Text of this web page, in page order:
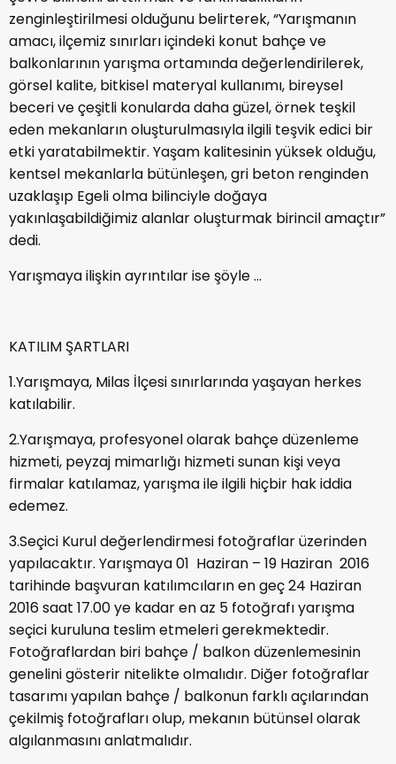
zenginleştirilmesi olduğunu belirterek, “Yarışmanın
amacı, ilçemiz sınırları içindeki konut bahçe ve
balkonlarının yarışma ortamında değerlendirilerek,
görsel kalite, bitkisel materyal kullanımı, bireysel
beceri ve çeşitli konularda daha güzel, örnek teşkil
eden mekanların oluşturulmasıyla ilgili teşvik edici bir
etki yaratabilmektir. Yaşam kalitesinin yüksek olduğu,
kentsel mekanlarla bütünleşen, gri beton renginden
uzaklaşıp Egeli olma bilinciyle doğaya
yakınlaşabildiğimiz alanlar oluşturmak birincil amaçtır”
dedi.
Yarışmaya ilişkin ayrıntılar ise şöyle ...
KATILIM ŞARTLARI
1.Yarışmaya, Milas İlçesi sınırlarında yaşayan herkes
katılabilir.
2.Yarışmaya, profesyonel olarak bahçe düzenleme
hizmeti, peyzaj mimarlığı hizmeti sunan kişi veya
firmalar katılamaz, yarışma ile ilgili hiçbir hak iddia
edemez.
3.Seçici Kurul değerlendirmesi fotoğraflar üzerinden
yapılacaktır. Yarışmaya 01 Haziran – 19 Haziran 2016
tarihinde başvuran katılımcıların en geç 24 Haziran
2016 saat 17.00 ye kadar en az 5 fotoğrafı yarışma
seçici kuruluna teslim etmeleri gerekmektedir.
Fotoğraflardan biri bahçe / balkon düzenlemesinin
genelini gösterir nitelikte olmalıdır. Diğer fotoğraflar
tasarımı yapılan bahçe / balkonun farklı açılarından
çekilmiş fotoğrafları olup, mekanın bütünsel olarak
algılanmasını anlatmalıdır.